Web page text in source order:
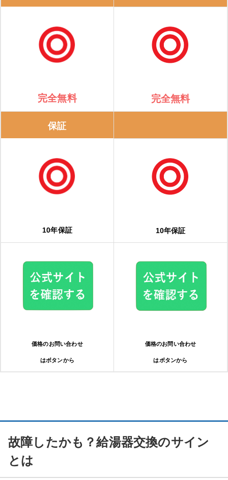
完全無料 完全無料
保証
10年保証 10年保証
価格のお問い合わせ
はボタンから
価格のお問い合わせ
はボタンから
故障したかも？給湯器交換のサイン
とは